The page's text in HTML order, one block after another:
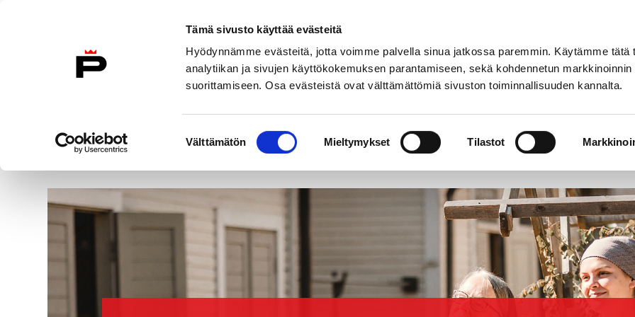
Tämä sivusto käyttää evästeitä
Hyödynnämme evästeitä, jotta voimme palvella sinua jatkossa paremmin. Käytämme tätä
analytiikan ja sivujen käyttökokemuksen parantamiseen, sekä kohdennetun markkinoinnin
suorittamiseen. Osa evästeistä ovat välttämättömiä sivuston toiminnallisuuden kannalta.
valinta
Välttämätön Mieltymykset Tilastot
To Home Page
English